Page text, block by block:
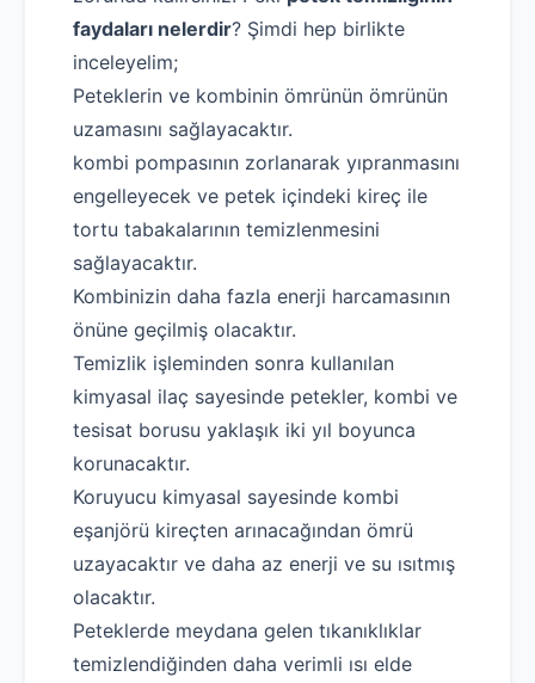
Robotla Tıkanıklık Açma
Su Kaçağı Tespiti
Profesyonel Petek Temizliği
Uzmana Sor
İletişim
faydaları nelerdir? Şimdi hep birlikte
inceleyelim;
Peteklerin ve kombinin ömrünün ömrünün
uzamasını sağlayacaktır.
kombi pompasının zorlanarak yıpranmasını
engelleyecek ve petek içindeki kireç ile
tortu tabakalarının temizlenmesini
sağlayacaktır.
Kombinizin daha fazla enerji harcamasının
önüne geçilmiş olacaktır.
Temizlik işleminden sonra kullanılan
kimyasal ilaç sayesinde petekler, kombi ve
tesisat borusu yaklaşık iki yıl boyunca
korunacaktır.
Koruyucu kimyasal sayesinde kombi
eşanjörü kireçten arınacağından ömrü
uzayacaktır ve daha az enerji ve su ısıtmış
olacaktır.
Peteklerde meydana gelen tıkanıklıklar
temizlendiğinden daha verimli ısı elde